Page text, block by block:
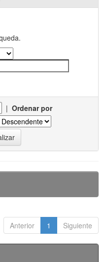
| Ordenar por
Anterior 1 Siguiente